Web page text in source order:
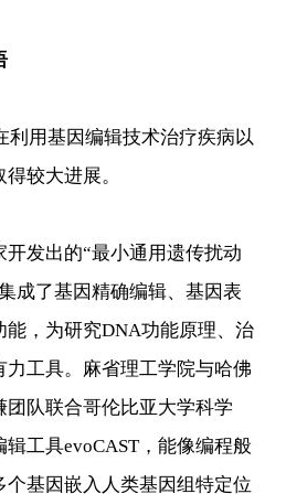
利用基因编辑技术治疗疾病以
较大进展。
发出的“最小通用遗传扰动
成了基因精确编辑、基因表
能，为研究DNA功能原理、治
工具。麻省理工学院与哈佛
团队联合哥伦比亚大学科学
工具evoCAST，能像编程般
基因嵌入人类基因组特定位